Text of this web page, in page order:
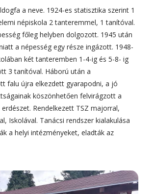
a neve. 1924-es statisztika szerint 1
népiskola 2 tanteremmel, 1 tanítóval.
főleg helyben dolgozott. 1945 után
a népesség egy része ingázott. 1948-
két tanteremben 1-4-ig és 5-8- ig
3 tanítóval. Háború után a
falu újra elkezdett gyarapodni, a jó
köszönhetően felvirágzott a
Rendelkezett TSZ majorral,
Iskolával. Tanácsi rendszer kialakulása
a helyi intézményeket, eladták az